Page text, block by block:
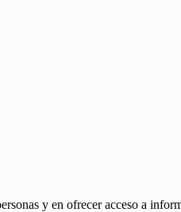
y en ofrecer acceso a